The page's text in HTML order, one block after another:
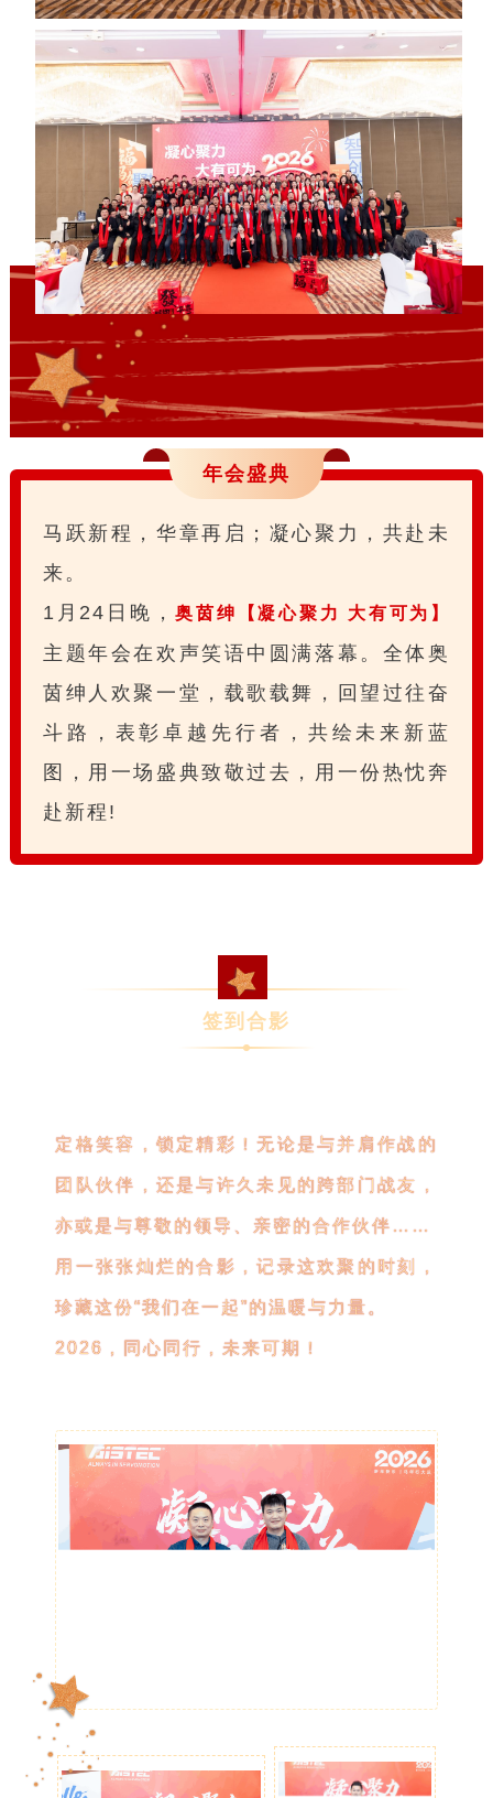
年会盛典
马跃新程，华章再启；凝心聚力，共赴未
来。
1月24日晚，奥茵绅【凝心聚力 大有可为】
主题年会在欢声笑语中圆满落幕。全体奥
茵绅人欢聚一堂，载歌载舞，回望过往奋
斗路，表彰卓越先行者，共绘未来新蓝
图，用一场盛典致敬过去，用一份热忱奔
赴新程!
签到合影
定格笑容，锁定精彩！无论是与并肩作战的
团队伙伴，还是与许久未见的跨部门战友，
亦或是与尊敬的领导、亲密的合作伙伴……
用一张张灿烂的合影，记录这欢聚的时刻，
珍藏这份“我们在一起”的温暖与力量。
2026，同心同行，未来可期！